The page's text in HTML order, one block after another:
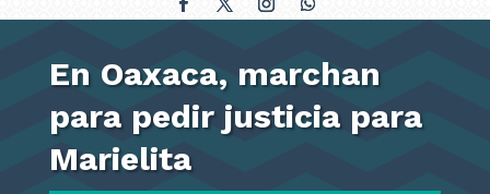
En Oaxaca, marchan
para pedir justicia para
Marielita